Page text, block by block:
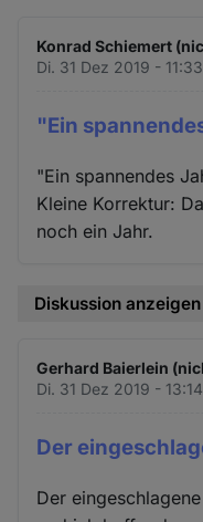
Konrad Schiemert
Di. 31 Dez 2019 - 11:33
"Ein
"Ein spannendes
Kleine Korrektur:
noch ein Jahr.
Diskussion anzeigen
Gerhard Baierlein
Di. 31 Dez 2019 - 13:14
Der
Der